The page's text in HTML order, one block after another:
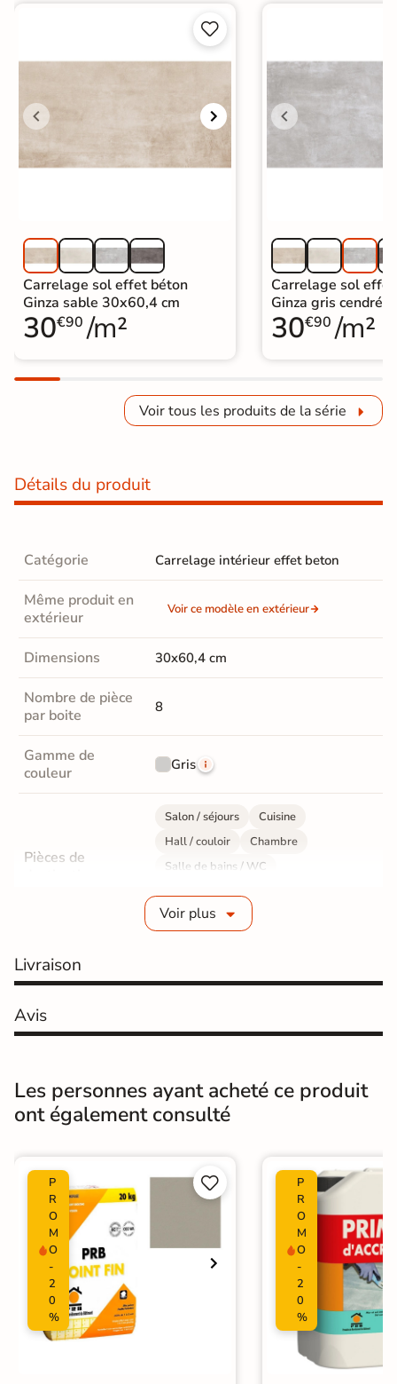


Carrelage sol effet béton
Ginza sable 30x60,4 cm
30€90 /m²
Carrelage sol
Ginza gris cendré
30€90 /m²
Voir tous les produits de la série
Détails du produit
Catégorie Carrelage intérieur effet beton
Même produit en
extérieur
Voir ce modèle en extérieur
Dimensions 30x60,4 cm
Nombre de pièce
par boite
8
Gamme de
couleur
Gris
Pièces de
Salon / séjours
Cuisine
Hall / couloir
Chambre
Salle de bains / WC
Sol intérieur
Fabrication
Résistance à
Masse colorée Oui
Finition Mate
Surface
Résistant au Gel
Variation de la
couleur
Voir plus
Livraison
Avis
Les personnes ayant acheté ce produit
ont également consulté
P
R
O
M
O
-
2
0
%


P
R
O
M
O
-
2
0
%